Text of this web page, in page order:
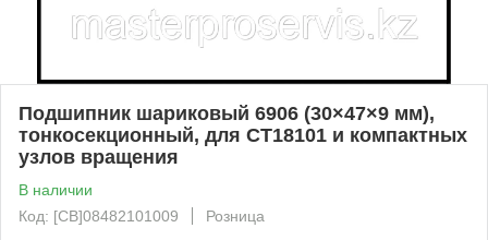
Подшипник шариковый 6906 (30×47×9 мм),
тонкосекционный, для CT18101 и компактных
узлов вращения
В наличии
Код: [CB]08482101009
Розница